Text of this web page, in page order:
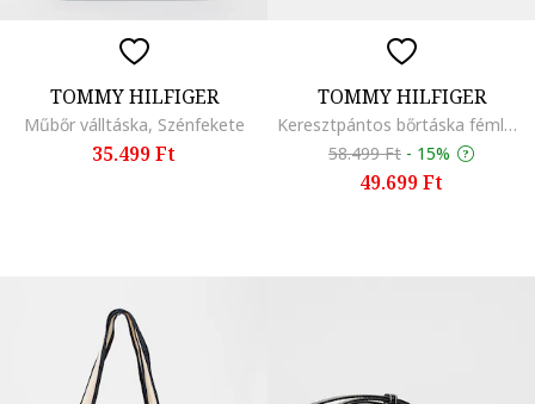
TOMMY HILFIGER
Műbőr válltáska, Szénfekete
35.499 Ft
TOMMY HILFIGER
Keresztpántos bőrtáska fémlogós rátéttel, Vörösesbarna
58.499 Ft - 15%
49.699 Ft